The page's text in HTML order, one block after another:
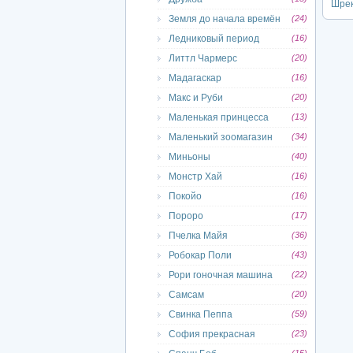
Земля до начала времён (24)
Ледниковый период (16)
Литтл Чармерс (20)
Мадагаскар (16)
Макс и Руби (20)
Маленькая принцесса (13)
Маленький зоомагазин (34)
Миньоны (40)
Монстр Хай (16)
Покойо (16)
Пороро (17)
Пчелка Майя (36)
Робокар Поли (43)
Рори гоночная машина (22)
Самсам (20)
Свинка Пеппа (59)
София прекрасная (23)